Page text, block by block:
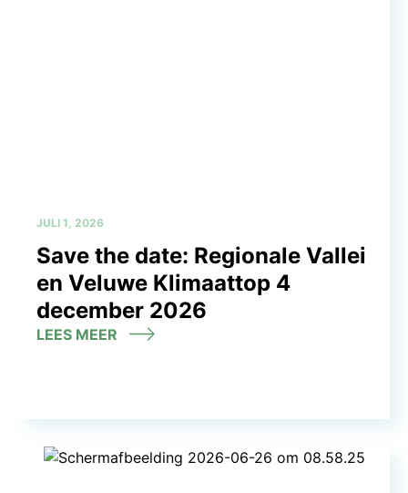
JULI 1, 2026
Save the date: Regionale Vallei
en Veluwe Klimaattop 4
december 2026
LEES MEER